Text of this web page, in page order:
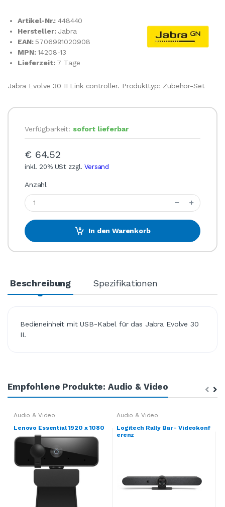
Artikel-Nr.:448440
Hersteller: Jabra
EAN: 5706991020908
MPN:14208-13
Lieferzeit: 7 Tage
Jabra Evolve 30 II Link controller. Produkttyp: Zubehör-Set
Verfügbarkeit: sofort lieferbar
€ 64.52
inkl. 20% USt zzgl.Versand
Anzahl
In den Warenkorb
Beschreibung Spezifikationen
Bedieneinheit mit USB-Kabel für das Jabra Evolve 30
II.
Empfohlene Produkte: Audio & Video
Audio & Video
Lenovo Essential 1920 x 1080
Audio & Video
Logitech Rally Bar - Videokonf
erenz